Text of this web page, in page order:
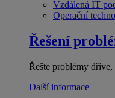
Vzdálená IT
Operační
Řešení
Řešte problémy
Další informace